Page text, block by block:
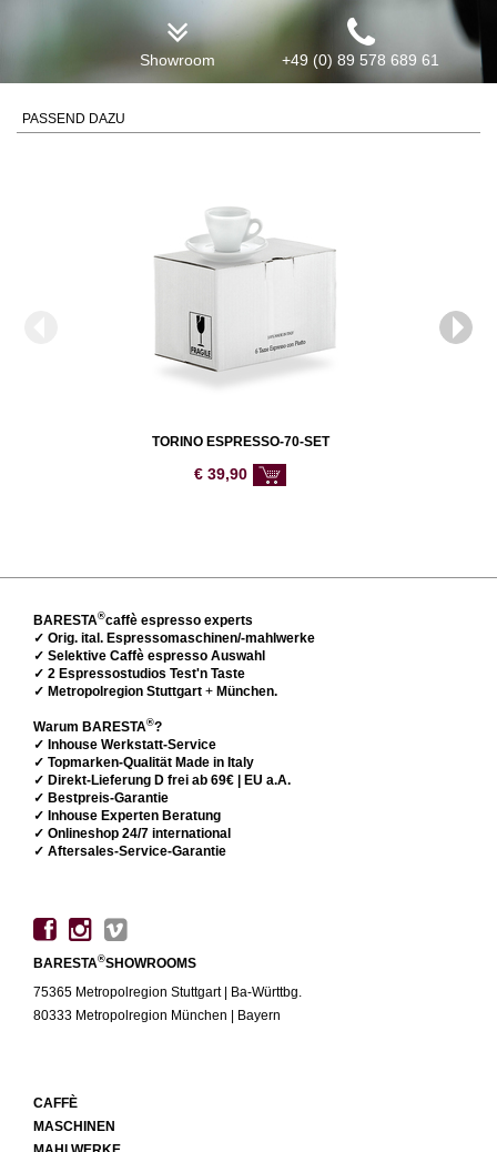
Showroom +49 (0) 89 578 689 61
PASSEND DAZU
TORINO ESPRESSO-70-SET
€ 39,90
BARESTA®caffè espresso experts
✓ Orig. ital. Espressomaschinen/-mahlwerke
✓ Selektive Caffè espresso Auswahl
✓ 2 Espressostudios Test'n Taste
✓ Metropolregion Stuttgart + München.
Warum BARESTA®?
✓ Inhouse Werkstatt-Service
✓ Topmarken-Qualität Made in Italy
✓ Direkt-Lieferung D frei ab 69€ | EU a.A.
✓ Bestpreis-Garantie
✓ Inhouse Experten Beratung
✓ Onlineshop 24/7 international
✓ Aftersales-Service-Garantie
BARESTA®SHOWROOMS
75365 Metropolregion Stuttgart | Ba-Württbg.
80333 Metropolregion München | Bayern
CAFFÈ
MASCHINEN